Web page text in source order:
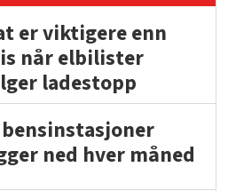
er viktigere enn
når elbilister
ladestopp
ned hver måned